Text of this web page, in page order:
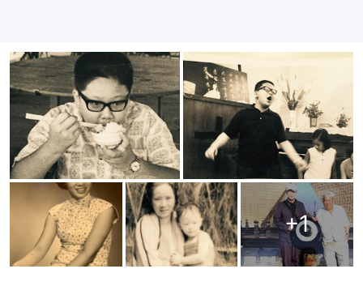
+1